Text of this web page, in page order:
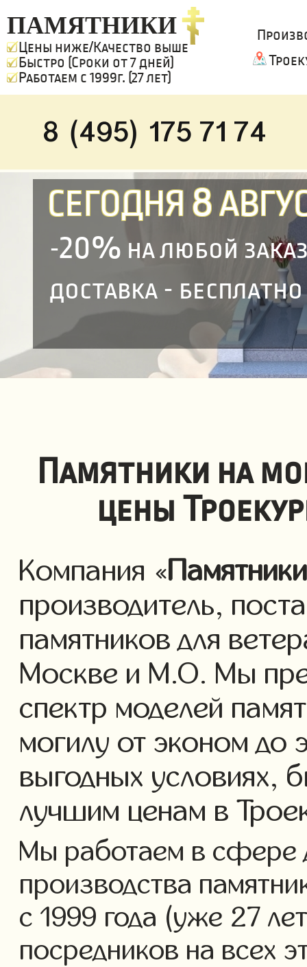
ПАМЯТНИКИ
Цены ниже/Качество выше
Быстро (Сроки от 7 дней)
Работаем с 1999г. (27 лет)
8 (495) 175 71 74
СЕГОДНЯ 8
-20% на любой
доставка - бесплатно
Памятники на
цены
Компания «Памятники
производитель,
памятников для
Москве и М.О. Мы
спектр моделей
могилу от эконом до
выгодных условиях,
лучшим ценам в
Мы работаем в сфере
производства
с 1999 года (уже 27
посредников на всех